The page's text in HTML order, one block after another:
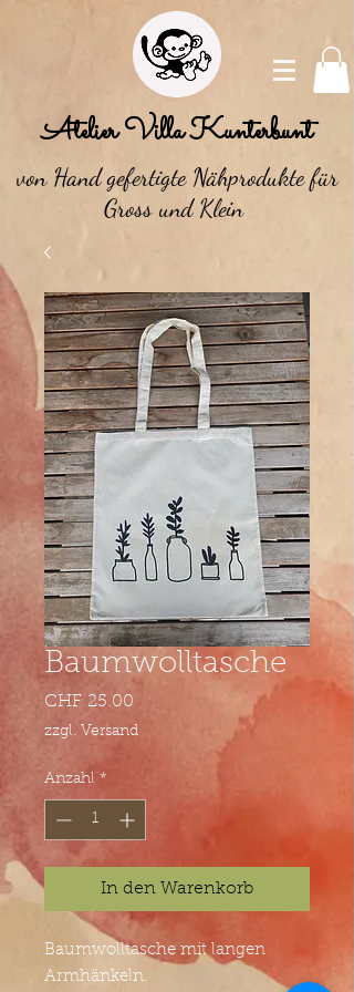
Atelier Villa Kunterbunt
von Hand gefertigte Nähprodukte für
Gross und Klein
Baumwolltasche
CHF 25.00
zzgl. Versand
Anzahl *
In den Warenkorb
Baumwolltasche mit langen
Armhänkeln.